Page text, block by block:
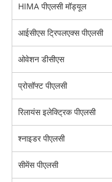
HIMA पीएलसी मॉड्यूल
आईसीएस ट्रिपलएक्स पीएलसी
ओवेशन डीसीएस
प्रोसॉफ्ट पीएलसी
रिलायंस इलेक्ट्रिक पीएलसी
श्नाइडर पीएलसी
सीमेंस पीएलसी